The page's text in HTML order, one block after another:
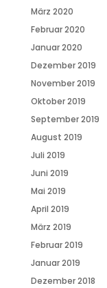
März 2020
Februar 2020
Januar 2020
Dezember 2019
November 2019
Oktober 2019
September 2019
August 2019
Juli 2019
Juni 2019
Mai 2019
April 2019
März 2019
Februar 2019
Januar 2019
Dezember 2018